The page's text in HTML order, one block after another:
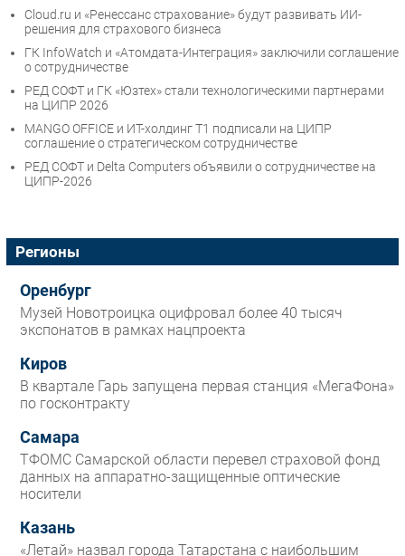
Cloud.ru и «Ренессанс страхование» будут развивать ИИ-
решения для страхового бизнеса
ГК InfoWatch и «Атомдата-Интеграция» заключили соглашение
о сотрудничестве
РЕД СОФТ и ГК «Юзтех» стали технологическими партнерами
на ЦИПР 2026
MANGO OFFICE и ИТ-холдинг Т1 подписали на ЦИПР
соглашение о стратегическом сотрудничестве
РЕД СОФТ и Delta Computers объявили о сотрудничестве на
ЦИПР-2026
Регионы
Оренбург
Музей Новотроицка оцифровал более 40 тысяч
экспонатов в рамках нацпроекта
Киров
В квартале Гарь запущена первая станция «МегаФона»
по госконтракту
Самара
ТФОМС Самарской области перевел страховой фонд
данных на аппаратно-защищенные оптические
носители
Казань
«Летай» назвал города Татарстана с наибольшим